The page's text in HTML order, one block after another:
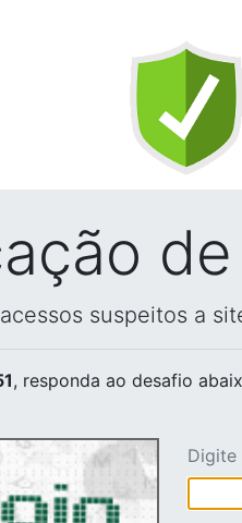
suspeitos a
, responda ao desafio
Digite